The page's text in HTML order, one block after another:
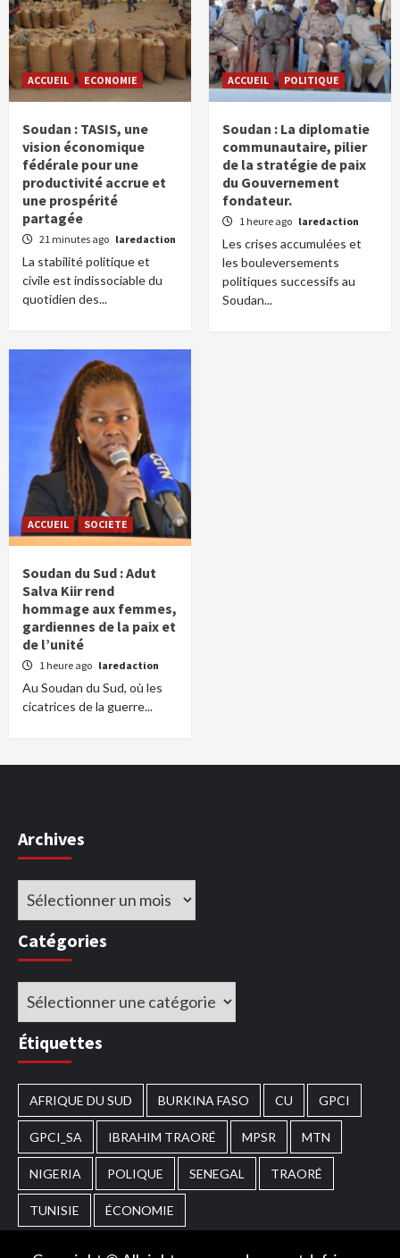
ACCUEIL ECONOMIE
Soudan : TASIS, une
vision économique
fédérale pour une
productivité accrue et
une prospérité
partagée
21 minutes ago laredaction
La stabilité politique et
civile est indissociable du
quotidien des...
ACCUEIL POLITIQUE
Soudan : La diplomatie
communautaire, pilier
de la stratégie de paix
du Gouvernement
fondateur.
1 heure ago laredaction
Les crises accumulées et
les bouleversements
politiques successifs au
Soudan...
ACCUEIL SOCIETE
Soudan du Sud : Adut
Salva Kiir rend
hommage aux femmes,
gardiennes de la paix et
de l’unité
1 heure ago laredaction
Au Soudan du Sud, où les
cicatrices de la guerre...
Archives
Archives
Catégories
Catégories
Étiquettes
AFRIQUE DU SUD BURKINA FASO CU GPCI
GPCI_SA IBRAHIM TRAORÉ MPSR MTN
NIGERIA POLIQUE SENEGAL TRAORÉ
TUNISIE ÉCONOMIE